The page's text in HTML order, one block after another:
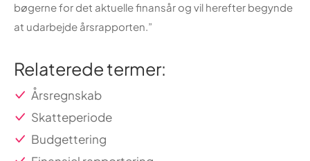
bøgerne for det aktuelle finansår og vil herefter begynde
at udarbejde årsrapporten.”
Relaterede termer:
Årsregnskab
Skatteperiode
Budgettering